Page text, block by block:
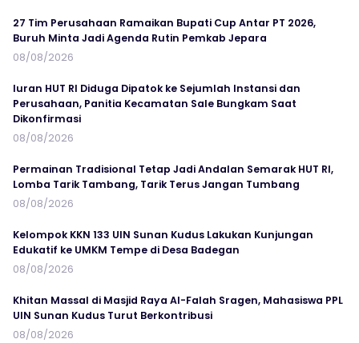
27 Tim Perusahaan Ramaikan Bupati Cup Antar PT 2026,
Buruh Minta Jadi Agenda Rutin Pemkab Jepara
08/08/2026
Iuran HUT RI Diduga Dipatok ke Sejumlah Instansi dan
Perusahaan, Panitia Kecamatan Sale Bungkam Saat
Dikonfirmasi
08/08/2026
Permainan Tradisional Tetap Jadi Andalan Semarak HUT RI,
Lomba Tarik Tambang, Tarik Terus Jangan Tumbang
08/08/2026
Kelompok KKN 133 UIN Sunan Kudus Lakukan Kunjungan
Edukatif ke UMKM Tempe di Desa Badegan
08/08/2026
Khitan Massal di Masjid Raya Al-Falah Sragen, Mahasiswa PPL
UIN Sunan Kudus Turut Berkontribusi
08/08/2026